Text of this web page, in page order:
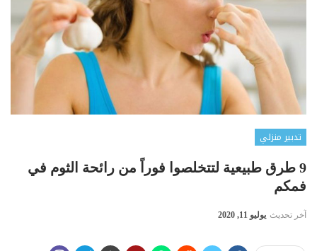
تدبير منزلي
9 طرق طبيعية لتتخلصوا فوراً من رائحة الثوم في
فمكم
آخر تحديث يوليو 11, 2020